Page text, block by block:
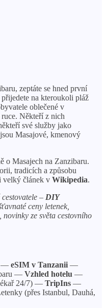
zeptáte se hned první
na kteroukoli pláž
oblečené v
Někteří z nich
své služby jako
Masajové, kmenový
o Masajech na Zanzibaru.
tradicích a způsobu
velký článek v Wikipedia.
– DIY
ceny letenek,
ze světa cestovního
— eSIM v Tanzanii —
— Vzhled hotelu —
24/7) — TripIns —
(přes Istanbul, Dauhá,